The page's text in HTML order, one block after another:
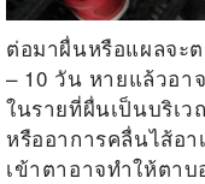
ต่อมาผื่นหรือแผลจะ
– 10 วัน หายแล้วอา
ในรายที่ผื่นเป็นบริเ
หรืออาการคลื่นไส้อ
เข้าตาอาจทำให้ตาบ